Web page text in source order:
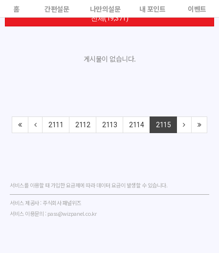
전체(19,371)
게시물이 없습니다.
2111 2112 2113 2114 2115
서비스를 이용할 때 가입한 요금제에 따라 데이터 요금이 발생할 수 있습니다.
서비스 제공사 : 주식회사 패널위즈
서비스 이용문의 : pass@wizpanel.co.kr
홈 간편설문 나만의설문 내 포인트 이벤트